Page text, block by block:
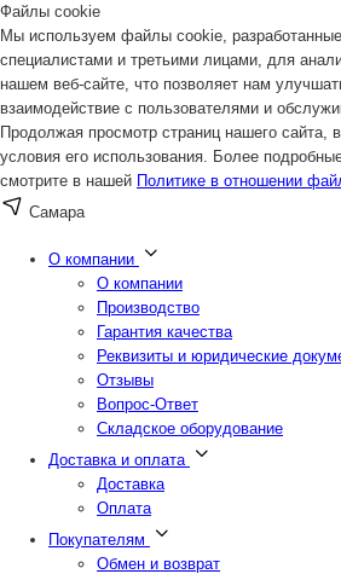
Файлы cookie
Мы используем файлы cookie,
специалистами и третьими лицами, для
нашем веб-сайте, что позволяет нам
взаимодействие с пользователями и
Продолжая просмотр страниц нашего сайта,
условия его использования. Более
смотрите в нашей Политике в отношении
Самара
О компании
О компании
Производство
Гарантия качества
Реквизиты и юридические
Отзывы
Вопрос-Ответ
Складское оборудование
Доставка и оплата
Доставка
Оплата
Покупателям
Обмен и возврат